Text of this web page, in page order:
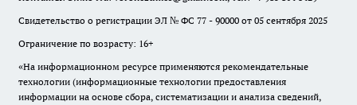
Свидетельство о регистрации ЭЛ № ФС 77 - 90000 от 05 сентября 2025
Ограничение по возрасту: 16+
«На информационном ресурсе применяются рекомендательные
технологии (информационные технологии предоставления
информации на основе сбора, систематизации и анализа сведений,